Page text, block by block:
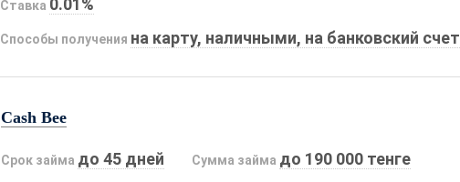
Ставка 0.01%
Способы получения на карту, наличными, на банковский счет
Cash Bee
Срок займа до 45 дней Сумма займа до 190 000 тенге